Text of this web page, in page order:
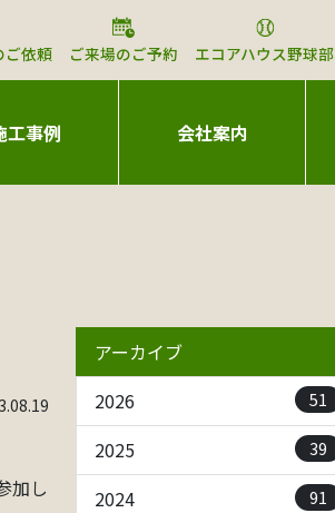
ご依頼 ご来場のご予約 エコアハウス野球部
工事例 会社案内
加し
アーカイブ
2026
51
2025 39
2024 91